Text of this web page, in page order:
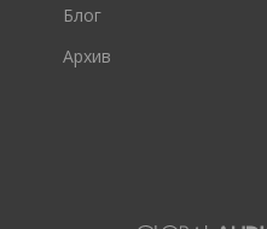
Блог
Архив